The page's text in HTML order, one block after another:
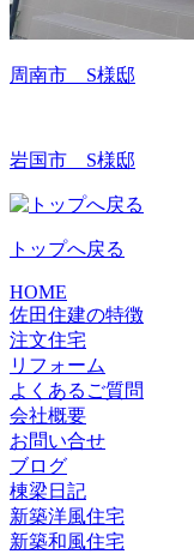
周南市 S様邸
岩国市 S様邸
トップへ戻る
HOME
佐田住建の特徴
注文住宅
リフォーム
よくあるご質問
会社概要
お問い合せ
ブログ
棟梁日記
新築洋風住宅
新築和風住宅